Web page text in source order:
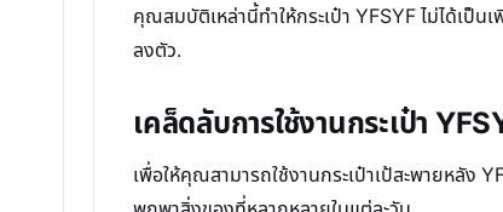
คุณสมบัติเหล่านี้ทำให้กระเป๋า YFSYF ไม่ได้เป็น
ลงตัว.
เคล็ดลับการใช้งานกระเป๋า
เพื่อให้คุณสามารถใช้งานกระเป๋าเป้สะพายหลัง